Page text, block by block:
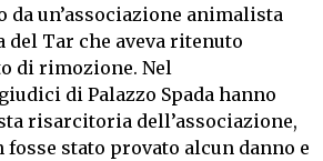
un’associazione animalista
del Tar che aveva ritenuto
di rimozione. Nel
di Palazzo Spada hanno
risarcitoria dell’associazione,
stato provato alcun danno e